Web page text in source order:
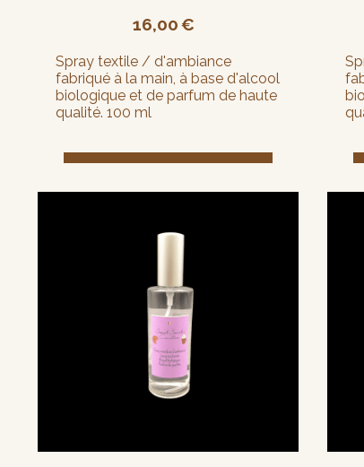
16,00€
Spray textile / d'ambiance
fabriqué à la main, à base d'alcool
biologique et de parfum de haute
qualité. 100 ml